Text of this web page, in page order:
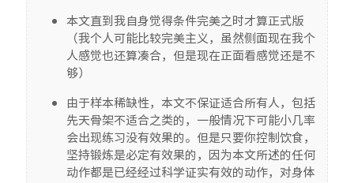
本文直到我自身觉得条件完美之时才算正式版
（我个人可能比较完美主义，虽然侧面现在我个
人感觉也还算凑合，但是现在正面看感觉还是不
够）
由于样本稀缺性，本文不保证适合所有人，包括
先天骨架不适合之类的，一般情况下可能小几率
会出现练习没有效果的。但是只要你控制饮食，
坚持锻炼是必定有效果的，因为本文所述的任何
动作都是已经经过科学证实有效的动作，对身体
手办
日历
朋友圈
朋友圈
碎碎念